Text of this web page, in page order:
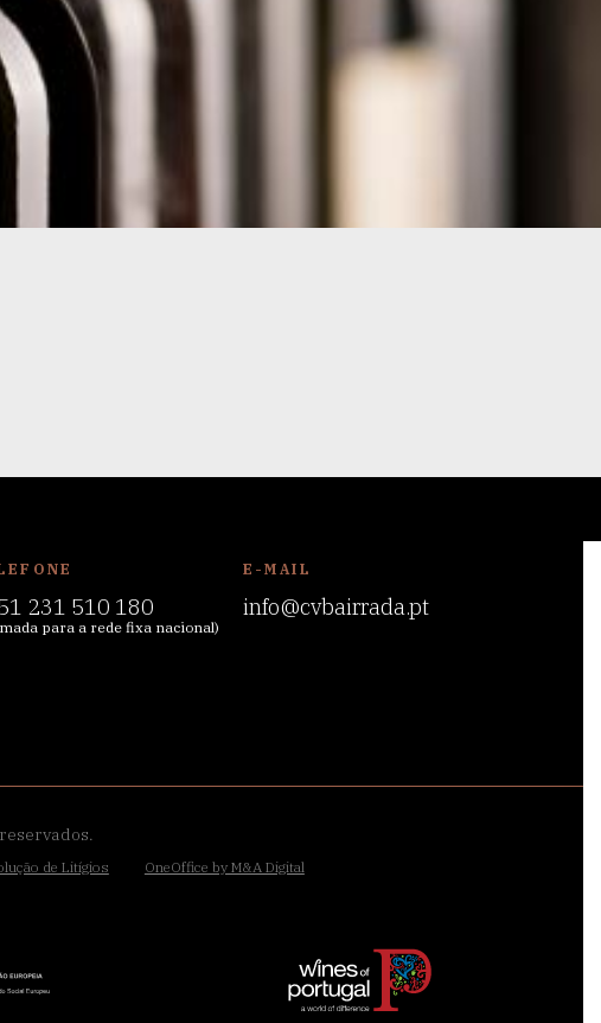
231 510 180
para a rede fixa nacional)
E-MAIL
info@cvbairrada.pt
de Litígios OneOffice by M&A Digital